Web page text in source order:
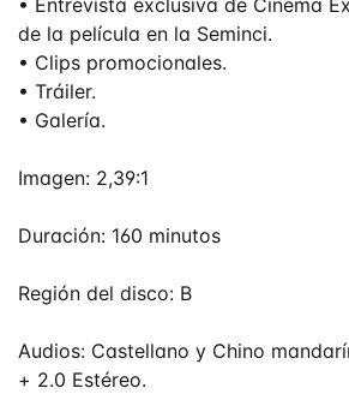
• Entrevista exclusiva de Cinema
de la película en la Seminci.
• Clips promocionales.
• Tráiler.
• Galería.
Imagen: 2,39:1
Duración: 160 minutos
Región del disco: B
Audios: Castellano y Chino
+ 2.0 Estéreo.